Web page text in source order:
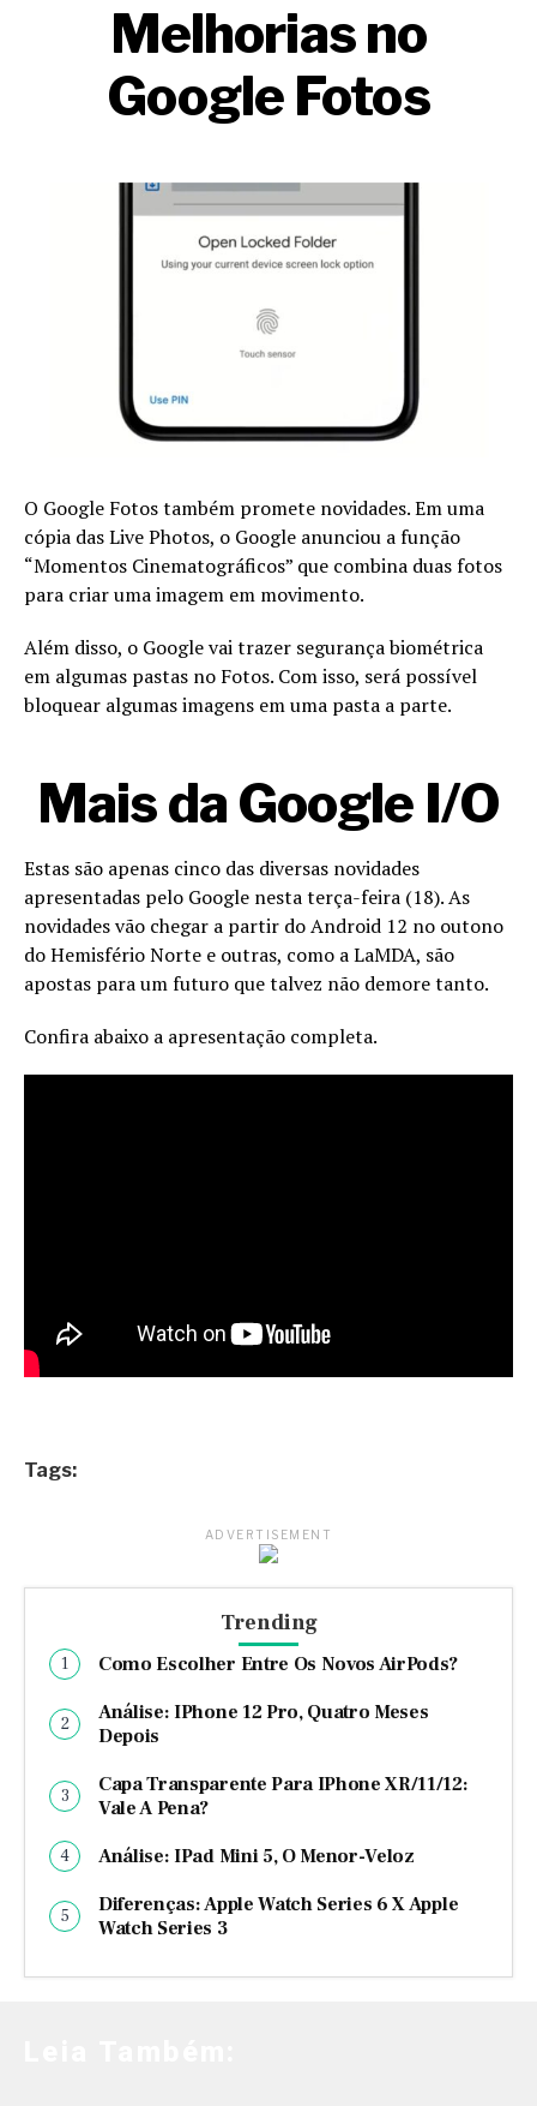
Melhorias no
Google Fotos
O Google Fotos também promete novidades. Em uma
cópia das Live Photos, o Google anunciou a função
“Momentos Cinematográficos” que combina duas fotos
para criar uma imagem em movimento.
Além disso, o Google vai trazer segurança biométrica
em algumas pastas no Fotos. Com isso, será possível
bloquear algumas imagens em uma pasta a parte.
Mais da Google I/O
Estas são apenas cinco das diversas novidades
apresentadas pelo Google nesta terça-feira (18). As
novidades vão chegar a partir do Android 12 no outono
do Hemisfério Norte e outras, como a LaMDA, são
apostas para um futuro que talvez não demore tanto.
Confira abaixo a apresentação completa.
Tags:
ADVERTISEMENT
Trending
Como Escolher Entre Os Novos AirPods?
Análise: IPhone 12 Pro, Quatro Meses
Depois
Capa Transparente Para IPhone XR/11/12:
Vale A Pena?
Análise: IPad Mini 5, O Menor-Veloz
Diferenças: Apple Watch Series 6 X Apple
Watch Series 3